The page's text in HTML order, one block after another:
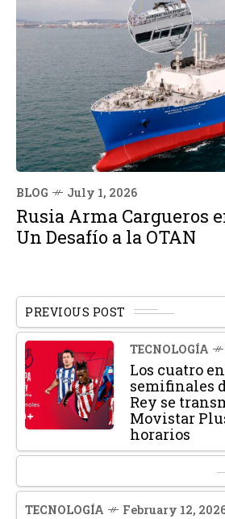
BLOG July 1, 2026
Rusia Arma Cargueros
Un Desafío a la OTAN
PREVIOUS POST
TECNOLOGÍA
Los cuatro
semifinales
Rey se
Movistar
horarios
TECNOLOGÍA February 12,